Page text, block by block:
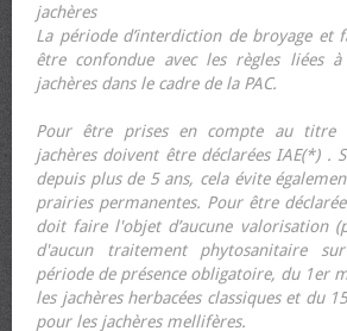
jachères
La période d’interdiction de broyage et
être confondue avec les règles liées
jachères dans le cadre de la PAC.
Pour être prises en compte au titre
jachères doivent être déclarées IAE(*) .
depuis plus de 5 ans, cela évite
prairies permanentes. Pour être
doit faire l'objet d’aucune valorisation
d'aucun traitement phytosanitaire
période de présence obligatoire, du 1er
les jachères herbacées classiques et du
pour les jachères mellifères.